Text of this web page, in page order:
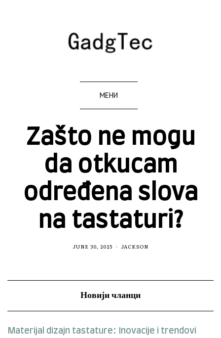
МЕНИ
Zašto ne mogu
da otkucam
određena slova
na tastaturi?
JUNE 30, 2025 JACKSON
Новији чланци
Materijal dizajn tastature: Inovacije i trendovi